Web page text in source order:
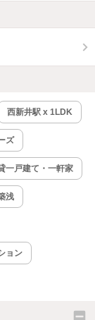
西新井駅 x 1LDK
ズ
一戸建て・一軒家
浅
ョン